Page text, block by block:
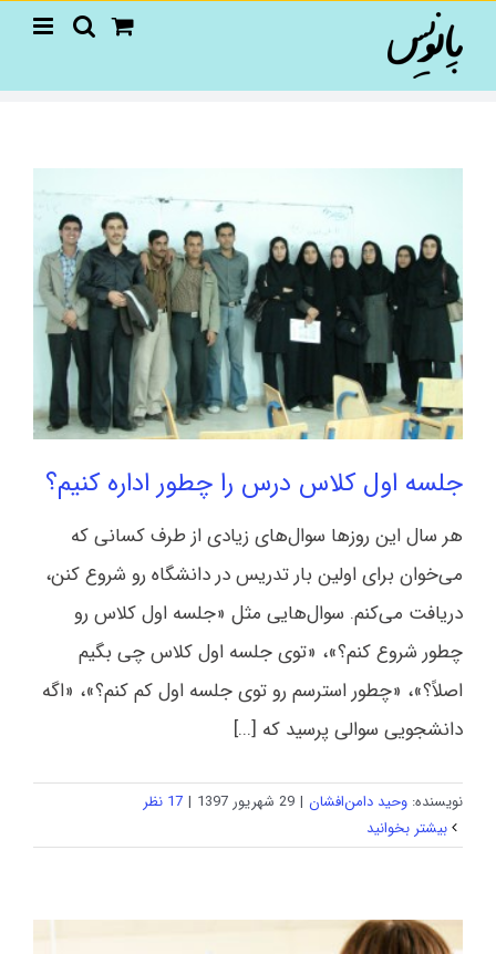
content
جلسه اول کلاس درس را چطور اداره کنیم؟
هر سال این‌ روزها سوال‌های زیادی از طرف کسانی که
می‌خوان برای اولین بار تدریس در دانشگاه رو شروع کنن،
دریافت می‌کنم. سوال‌هایی مثل «جلسه اول کلاس رو
چطور شروع کنم؟»، «توی جلسه اول کلاس چی بگیم
اصلاً؟»، «چطور استرسم رو توی جلسه اول کم کنم؟»، «اگه
دانشجویی سوالی پرسید که [...]
نویسنده: وحید دامن‌افشان | 29 شهریور 1397 | 17 نظر
بیشتر بخوانید